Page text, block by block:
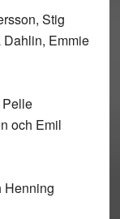
Stig
Emmie
Pelle
och Emil
Henning